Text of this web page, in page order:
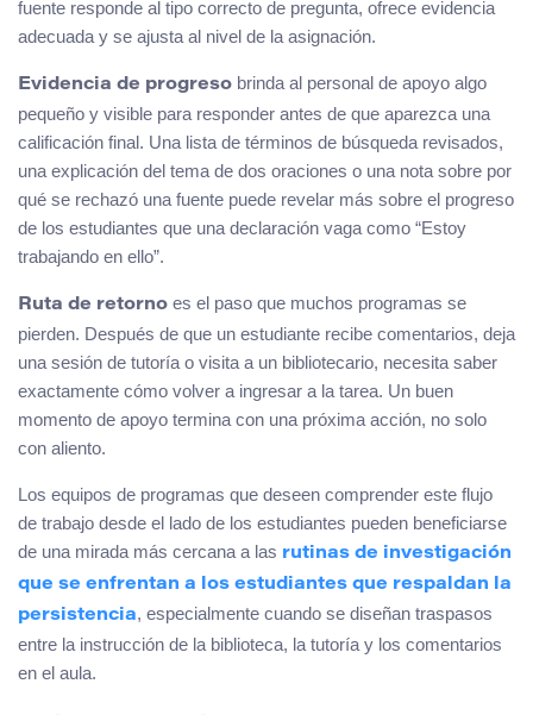
fuente responde al tipo correcto de pregunta, ofrece evidencia
adecuada y se ajusta al nivel de la asignación.
Evidencia de progreso brinda al personal de apoyo algo
pequeño y visible para responder antes de que aparezca una
calificación final. Una lista de términos de búsqueda revisados,
una explicación del tema de dos oraciones o una nota sobre por
qué se rechazó una fuente puede revelar más sobre el progreso
de los estudiantes que una declaración vaga como “Estoy
trabajando en ello”.
Ruta de retorno es el paso que muchos programas se
pierden. Después de que un estudiante recibe comentarios, deja
una sesión de tutoría o visita a un bibliotecario, necesita saber
exactamente cómo volver a ingresar a la tarea. Un buen
momento de apoyo termina con una próxima acción, no solo
con aliento.
Los equipos de programas que deseen comprender este flujo
de trabajo desde el lado de los estudiantes pueden beneficiarse
de una mirada más cercana a las rutinas de investigación
que se enfrentan a los estudiantes que respaldan la
persistencia, especialmente cuando se diseñan traspasos
entre la instrucción de la biblioteca, la tutoría y los comentarios
en el aula.